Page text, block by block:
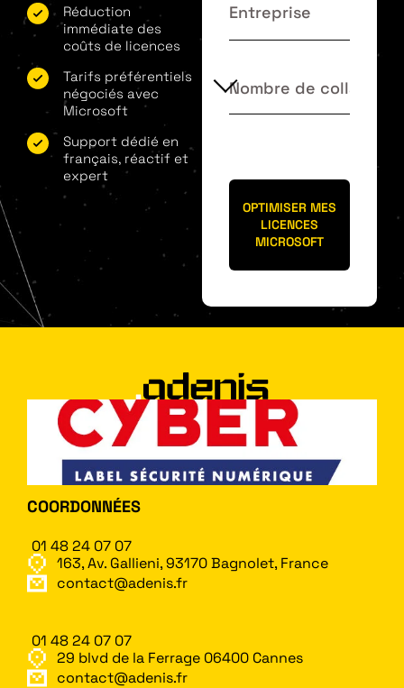
Réduction
immédiate des
coûts de licences
Tarifs préférentiels
négociés avec
Microsoft
Support dédié en
français, réactif et
expert
OPTIMISER MES
LICENCES
MICROSOFT
COORDONNÉES
01 48 24 07 07
163, Av. Gallieni, 93170 Bagnolet, France
contact@adenis.fr
01 48 24 07 07
29 blvd de la Ferrage 06400 Cannes
contact@adenis.fr